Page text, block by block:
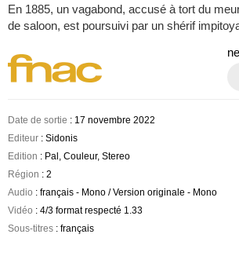
En 1885, un vagabond, accusé à tort du
de saloon, est poursuivi par un shérif
Date de sortie : 17 novembre 2022
Editeur : Sidonis
Edition : Pal, Couleur, Stereo
Région : 2
Audio : français - Mono / Version originale - Mono
Vidéo : 4/3 format respecté 1.33
Sous-titres : français